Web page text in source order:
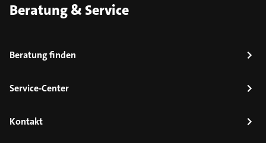
Beratung & Service
Beratung finden
Service-Center
Kontakt